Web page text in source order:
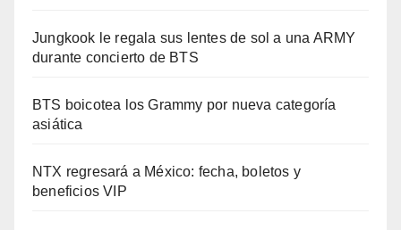
Jungkook le regala sus lentes de sol a una ARMY
durante concierto de BTS
BTS boicotea los Grammy por nueva categoría
asiática
NTX regresará a México: fecha, boletos y
beneficios VIP